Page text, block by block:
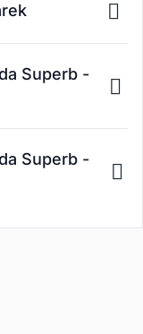
Superb -
Superb -